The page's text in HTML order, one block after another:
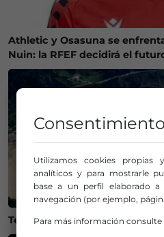
Athletic y Osasuna se
Nuin: la RFEF decidirá el
Temperaturas históricas del
Utilizamos cookies propias
analíticos y para mostrarle
base a un perfil elaborado
navegación (por ejemplo,
Para más información consulte